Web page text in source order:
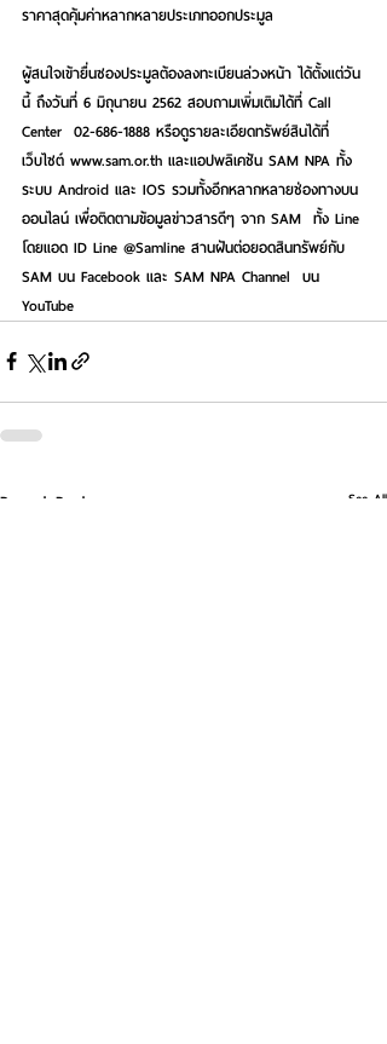
ราคาสุดคุ้มค่าหลากหลายประเภทออกประมูล
ผู้สนใจเข้ายื่นซองประมูลต้องลงทะเบียนล่วงหน้า ได้ตั้งแต่วัน
นี้ ถึงวันที่ 6 มิถุนายน 2562 สอบถามเพิ่มเติมได้ที่ Call
Center  02-686-1888 หรือดูรายละเอียดทรัพย์สินได้ที่
เว็บไซต์ www.sam.or.th และแอปพลิเคชัน SAM NPA ทั้ง
ระบบ Android และ IOS รวมทั้งอีกหลากหลายช่องทางบน
ออนไลน์ เพื่อติดตามข้อมูลข่าวสารดีๆ จาก SAM  ทั้ง Line
โดยแอด ID Line @Samline สานฝันต่อยอดสินทรัพย์กับ
SAM บน Facebook และ SAM NPA Channel  บน
YouTube
Recent Posts See All